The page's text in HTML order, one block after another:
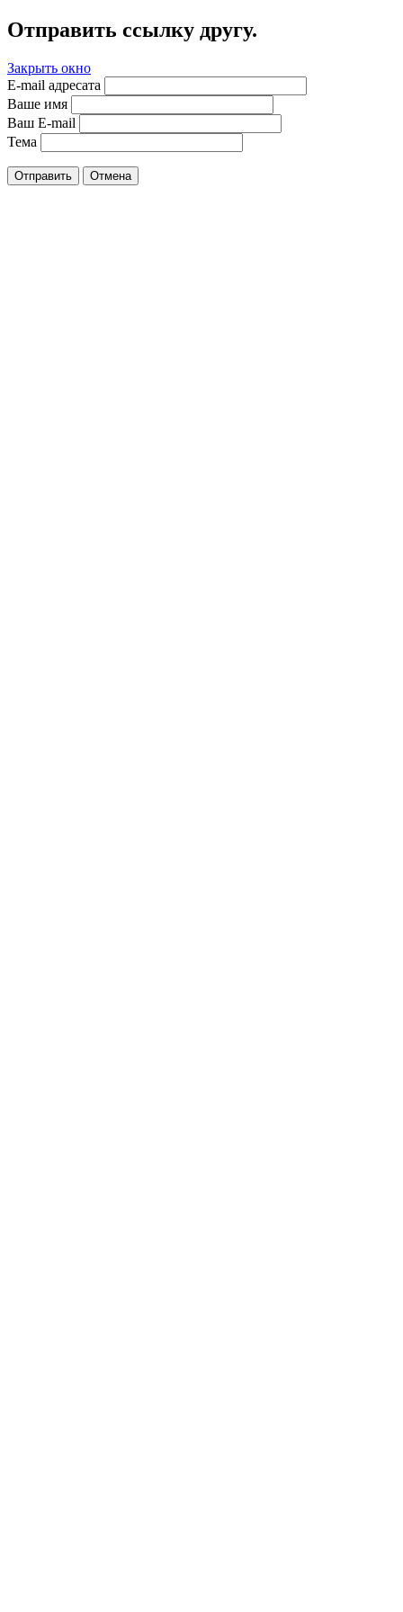
Отправить ссылку другу.
Закрыть окно
E-mail адресата
Ваше имя
Ваш E-mail
Тема
Отправить Отмена